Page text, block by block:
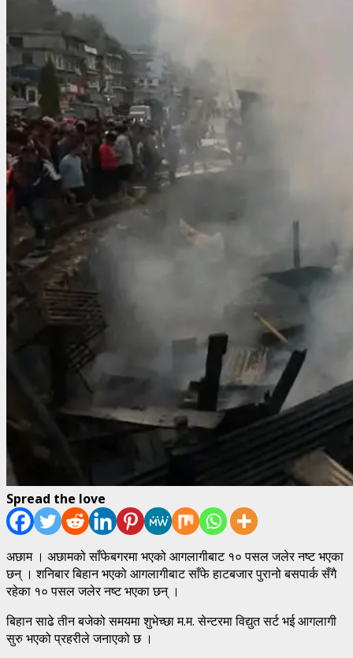
Spread the love
अछाम । अछामको साँफेबगरमा भएको आगलागीबाट १० पसल जलेर नष्ट भएका
छन् । शनिबार बिहान भएको आगलागीबाट साँफे हाटबजार पुरानो बसपार्क सँगै
रहेका १० पसल जलेर नष्ट भएका छन् ।
बिहान साढे तीन बजेको समयमा शुभेच्छा म.म. सेन्टरमा विद्युत सर्ट भई आगलागी
सुरु भएको प्रहरीले जनाएको छ ।